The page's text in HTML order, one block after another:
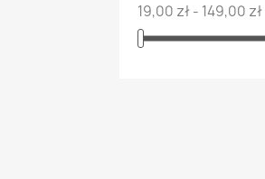
19,00 zł - 149,00 zł